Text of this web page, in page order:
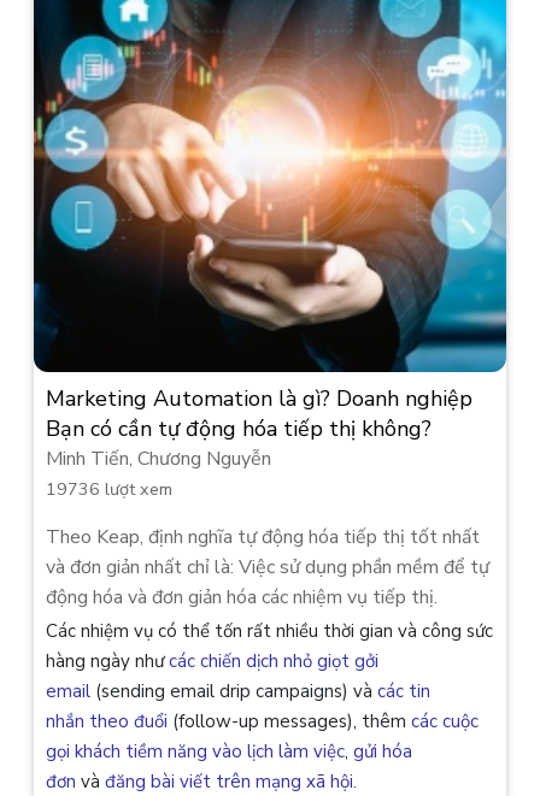
Marketing Automation là gì? Doanh nghiệp
Bạn có cần tự động hóa tiếp thị không?
Minh Tiến, Chương Nguyễn
19736 lượt xem
Theo Keap, định nghĩa tự động hóa tiếp thị tốt nhất
và đơn giản nhất chỉ là: Việc sử dụng phần mềm để tự
động hóa và đơn giản hóa các nhiệm vụ tiếp thị.
Các nhiệm vụ có thể tốn rất nhiều thời gian và công sức
hàng ngày nhưcác chiến dịch nhỏ giọt gởi
email (sending email drip campaigns) vàcác tin
nhắn theo đuổi (follow-up messages), thêmcác cuộc
gọi khách tiềm năng vào lịch làm việc,gửi hóa
đơn vàđăng bài viết trên mạng xã hội.